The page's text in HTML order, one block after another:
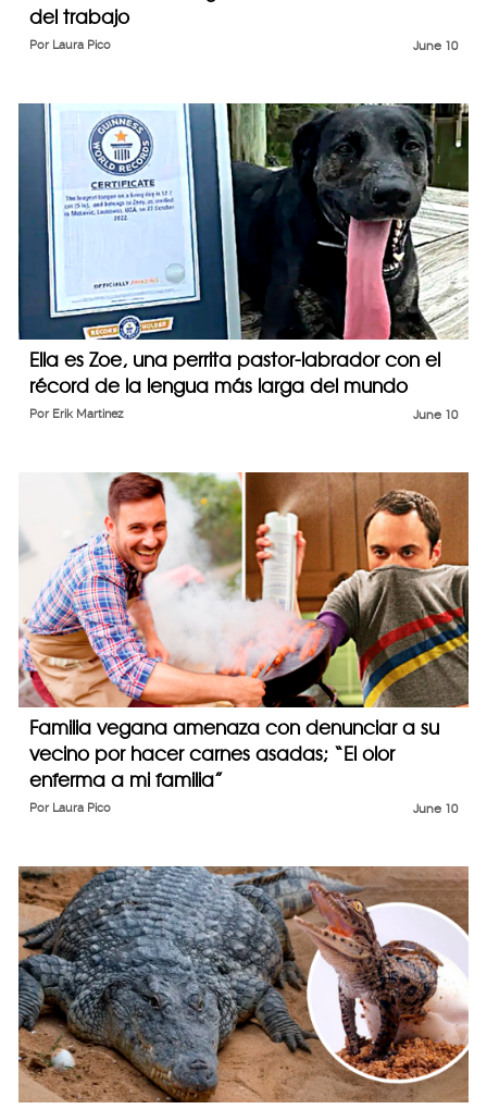
del trabajo
June 10
Por Laura Pico
Ella es Zoe, una perrita pastor-labrador con el
récord de la lengua más larga del mundo
June 10
Por Erik Martinez
Familia vegana amenaza con denunciar a su
vecino por hacer carnes asadas; “El olor
enferma a mi familia”
June 10
Por Laura Pico